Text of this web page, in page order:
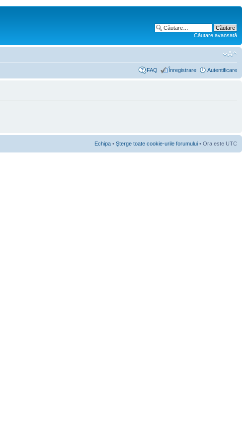
Căutare avansată
FAQ Înregistrare Autentificare
Echipa • Şterge toate cookie-urile forumului • Ora este UTC